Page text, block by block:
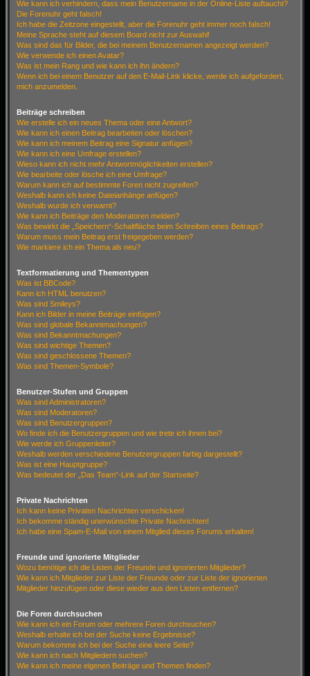
Wie kann ich verhindern, dass mein Benutzername in der Online-Liste auftaucht?
Die Forenuhr geht falsch!
Ich habe die Zeitzone eingestellt, aber die Forenuhr geht immer noch falsch!
Meine Sprache steht auf diesem Board nicht zur Auswahl!
Was sind das für Bilder, die bei meinem Benutzernamen angezeigt werden?
Wie verwende ich einen Avatar?
Was ist mein Rang und wie kann ich ihn ändern?
Wenn ich bei einem Benutzer auf den E-Mail-Link klicke, werde ich aufgefordert,
mich anzumelden.
Beiträge schreiben
Wie erstelle ich ein neues Thema oder eine Antwort?
Wie kann ich einen Beitrag bearbeiten oder löschen?
Wie kann ich meinem Beitrag eine Signatur anfügen?
Wie kann ich eine Umfrage erstellen?
Wieso kann ich nicht mehr Antwortmöglichkeiten erstellen?
Wie bearbeite oder lösche ich eine Umfrage?
Warum kann ich auf bestimmte Foren nicht zugreifen?
Weshalb kann ich keine Dateianhänge anfügen?
Weshalb wurde ich verwarnt?
Wie kann ich Beiträge den Moderatoren melden?
Was bewirkt die „Speichern“-Schaltfläche beim Schreiben eines Beitrags?
Warum muss mein Beitrag erst freigegeben werden?
Wie markiere ich ein Thema als neu?
Textformatierung und Thementypen
Was ist BBCode?
Kann ich HTML benutzen?
Was sind Smileys?
Kann ich Bilder in meine Beiträge einfügen?
Was sind globale Bekanntmachungen?
Was sind Bekanntmachungen?
Was sind wichtige Themen?
Was sind geschlossene Themen?
Was sind Themen-Symbole?
Benutzer-Stufen und Gruppen
Was sind Administratoren?
Was sind Moderatoren?
Was sind Benutzergruppen?
Wo finde ich die Benutzergruppen und wie trete ich ihnen bei?
Wie werde ich Gruppenleiter?
Weshalb werden verschiedene Benutzergruppen farbig dargestellt?
Was ist eine Hauptgruppe?
Was bedeutet der „Das Team“-Link auf der Startseite?
Private Nachrichten
Ich kann keine Privaten Nachrichten verschicken!
Ich bekomme ständig unerwünschte Private Nachrichten!
Ich habe eine Spam-E-Mail von einem Mitglied dieses Forums erhalten!
Freunde und ignorierte Mitglieder
Wozu benötige ich die Listen der Freunde und ignorierten Mitglieder?
Wie kann ich Mitglieder zur Liste der Freunde oder zur Liste der ignorierten
Mitglieder hinzufügen oder diese wieder aus den Listen entfernen?
Die Foren durchsuchen
Wie kann ich ein Forum oder mehrere Foren durchsuchen?
Weshalb erhalte ich bei der Suche keine Ergebnisse?
Warum bekomme ich bei der Suche eine leere Seite?
Wie kann ich nach Mitgliedern suchen?
Wie kann ich meine eigenen Beiträge und Themen finden?